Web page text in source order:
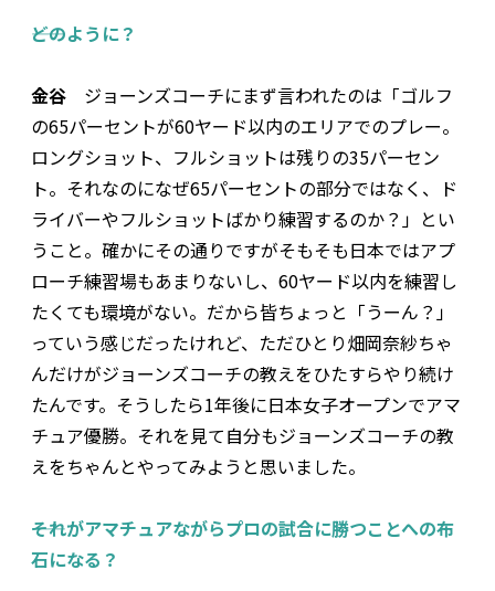
――どのように？
金谷 ジョーンズコーチにまず言われたのは「ゴルフ
の65パーセントが60ヤード以内のエリアでのプレー。
ロングショット、フルショットは残りの35パーセン
ト。それなのになぜ65パーセントの部分ではなく、ド
ライバーやフルショットばかり練習するのか？」とい
うこと。確かにその通りですがそもそも日本ではアプ
ローチ練習場もあまりないし、60ヤード以内を練習し
たくても環境がない。だから皆ちょっと「うーん？」
っていう感じだったけれど、ただひとり畑岡奈紗ちゃ
んだけがジョーンズコーチの教えをひたすらやり続け
たんです。そうしたら1年後に日本女子オープンでアマ
チュア優勝。それを見て自分もジョーンズコーチの教
えをちゃんとやってみようと思いました。
――それがアマチュアながらプロの試合に勝つことへの布
石になる？